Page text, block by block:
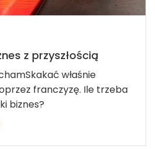
z przyszłością
właśnie
franczyzę. Ile trzeba
biznes?